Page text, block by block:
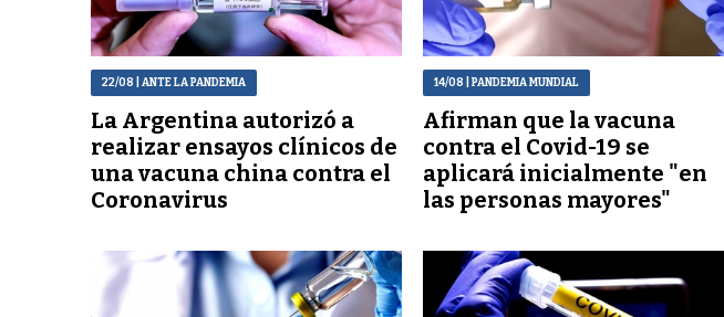
22/08 | ANTE LA PANDEMIA
La Argentina autorizó a
realizar ensayos clínicos de
una vacuna china contra el
Coronavirus
14/08 | PANDEMIA MUNDIAL
Afirman que la vacuna
contra el Covid-19 se
aplicará inicialmente "en
las personas mayores"